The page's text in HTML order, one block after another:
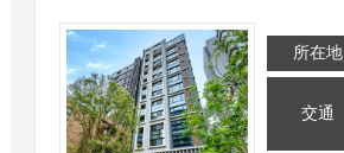
所在地
交通